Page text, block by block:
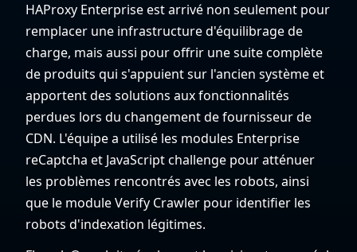
HAProxy Enterprise est arrivé non seulement pour
remplacer une infrastructure d'équilibrage de
charge, mais aussi pour offrir une suite complète
de produits qui s'appuient sur l'ancien système et
apportent des solutions aux fonctionnalités
perdues lors du changement de fournisseur de
CDN. L'équipe a utilisé les modules Enterprise
reCaptcha et JavaScript challenge pour atténuer
les problèmes rencontrés avec les robots, ainsi
que le module Verify Crawler pour identifier les
robots d'indexation légitimes.